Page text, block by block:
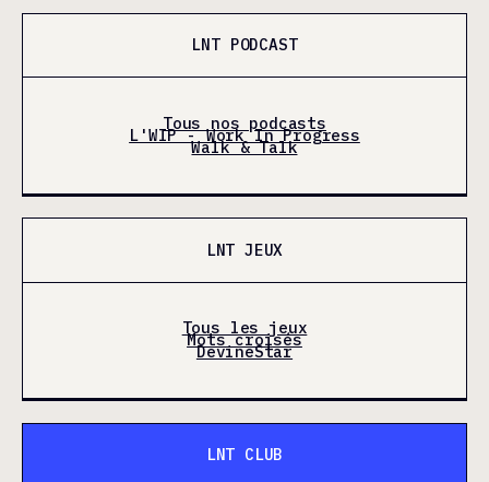
LNT PODCAST
Tous nos podcasts
L'WIP - Work In Progress
Walk & Talk
LNT JEUX
Tous les jeux
Mots croisés
DevineStar
LNT CLUB